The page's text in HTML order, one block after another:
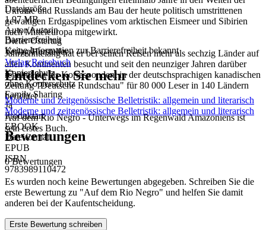
Ukraine und Russlands am Bau der heute politisch umstrittenen
gewaltigen Erdgaspipelines vom arktischen Eismeer und Sibirien
nach Mitteleuropa mitgewirkt.
Jahrzehntelang hat er bei seinen Reisen mehr als sechzig Länder auf
allen Kontinenten besucht und seit den neunziger Jahren darüber
regelmäßig als Korrespondent in der deutschsprachigen kanadischen
Zeitung "Deutsche Rundschau" für 80 000 Leser in 140 Ländern
berichtet
Auf dem Rio Negro - Unterwegs im Regenwald Amazoniens ist
sein erstes Buch.
Dateigröße
1,97 MB
Autor/Autorin
Dieter Ostertag
Verlag/Hersteller
Verlag Reisebuch
Kopierschutz
ohne Kopierschutz
Family Sharing
Ja
Produktart
EBOOK
Dateiformat
EPUB
ISBN
9783989110472
Barrierefreiheit
Keine Information zur Barrierefreiheit bekannt
Entdecken Sie mehr
Moderne und zeitgenössische Belletristik: allgemein und literarisch
Moderne und zeitgenössische Belletristik: allgemein und literarisch
Bewertungen
0 Bewertungen
Es wurden noch keine Bewertungen abgegeben. Schreiben Sie die
erste Bewertung zu "Auf dem Rio Negro" und helfen Sie damit
anderen bei der Kaufentscheidung.
Erste Bewertung schreiben